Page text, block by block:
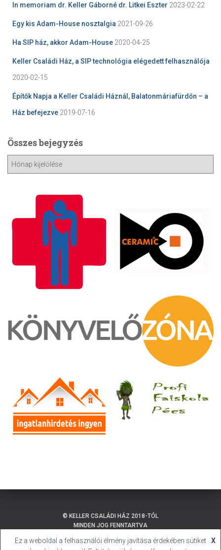
In memoriam dr. Keller Gáborné dr. Litkei Eszter 2023-02-22
Egy kis Adam-House nosztalgia 2021-09-26
Ha SIP ház, akkor Adam-House 2020-04-25
Keller Családi Ház, a SIP technológia elégedett felhasználója
2020-02-15
Építők Napja a Keller Családi Háznál, Balatonmáriafürdőn – a
Ház befejezve 2019-07-16
Összes bejegyzés
© KELLER CSALÁDI HÁZ 2018-TÓL
MINDEN JOG FENNTARTVA
Ez a weboldal a felhasználói élmény javítása érdekében sütiket
X